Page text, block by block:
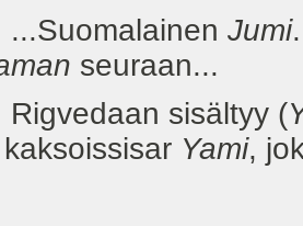
Jumi
seuraan...
sisältyy (
Yami,